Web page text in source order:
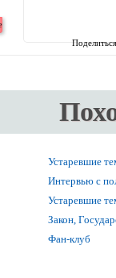
Устаревшие
Интервью с
Устаревшие
Закон,
Фан-клуб